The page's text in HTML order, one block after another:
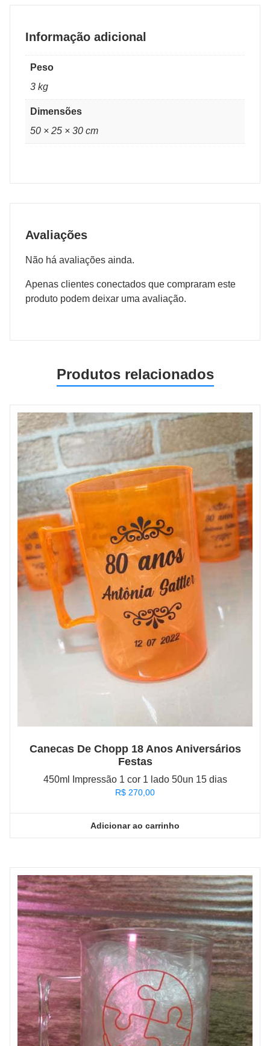
Informação adicional
Peso
3 kg
Dimensões
50 × 25 × 30 cm
Avaliações
Não há avaliações ainda.
Apenas clientes conectados que compraram este
produto podem deixar uma avaliação.
Produtos relacionados
Canecas De Chopp 18 Anos Aniversários
Festas
450ml Impressão 1 cor 1 lado 50un 15 dias
R$ 270,00
Adicionar ao carrinho